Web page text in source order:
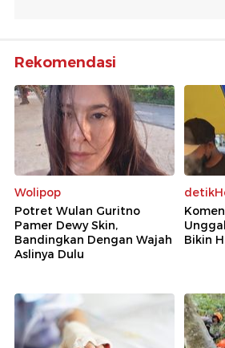
Rekomendasi
Wolipop
Potret Wulan Guritno
Pamer Dewy Skin,
Bandingkan Dengan Wajah
Aslinya Dulu
Bikin